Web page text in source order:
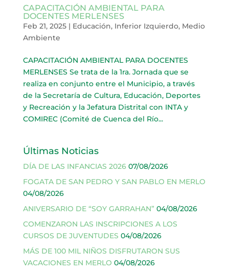
CAPACITACIÓN AMBIENTAL PARA
DOCENTES MERLENSES
Feb 21, 2025| Educación, Inferior Izquierdo, Medio
Ambiente
CAPACITACIÓN AMBIENTAL PARA DOCENTES
MERLENSES Se trata de la 1ra. Jornada que se
realiza en conjunto entre el Municipio, a través
de la Secretaría de Cultura, Educación, Deportes
y Recreación y la Jefatura Distrital con INTA y
COMIREC (Comité de Cuenca del Río...
Últimas Noticias
DÍA DE LAS INFANCIAS 2026 07/08/2026
FOGATA DE SAN PEDRO Y SAN PABLO EN MERLO
04/08/2026
ANIVERSARIO DE “SOY GARRAHAN” 04/08/2026
COMENZARON LAS INSCRIPCIONES A LOS
CURSOS DE JUVENTUDES 04/08/2026
MÁS DE 100 MIL NIÑOS DISFRUTARON SUS
VACACIONES EN MERLO 04/08/2026